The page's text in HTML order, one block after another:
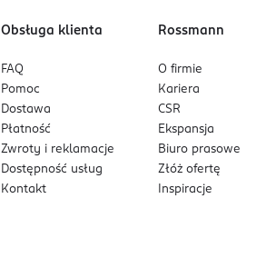
Obsługa klienta
FAQ
Pomoc
Dostawa
Płatność
Zwroty i reklamacje
Dostępność usług
Kontakt
Rossmann
O firmie
Kariera
CSR
Ekspansja
Biuro prasowe
Złóż ofertę
Inspiracje